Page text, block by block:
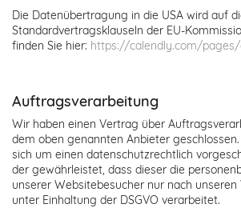
Die Datenübertragung in die USA wird auf
Standardvertragsklauseln der EU-
finden Sie hier: https://calendly.com/
Auftragsverarbeitung
Wir haben einen Vertrag über
dem oben genannten Anbieter
sich um einen datenschutzrechtlich
der gewährleistet, dass dieser die
unserer Websitebesucher nur nach
unter Einhaltung der DSGVO verarbeitet.